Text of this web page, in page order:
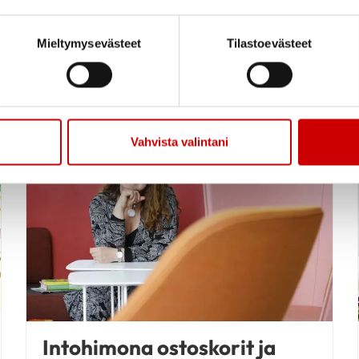
Mieltymysevästeet Tilastoevästeet
Vahvista valintani
vaikuttaa
LUE ARTIKKELI
R Ruoka ja hyvinvointi
Intohimona ostoskorit ja